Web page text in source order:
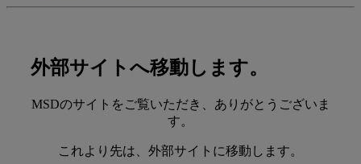
外部サイトへ移動します。
MSDのサイトをご覧いただき、ありがとうございま
す。
これより先は、外部サイトに移動します。